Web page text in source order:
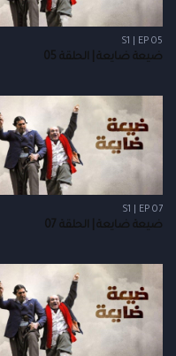
S1 | EP 05
ضيعة ضايعة | الحلقة 05
S1 | EP 07
ضيعة ضايعة | الحلقة 07